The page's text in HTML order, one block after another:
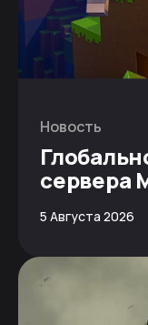
Новость
сервера
5 Августа 2026